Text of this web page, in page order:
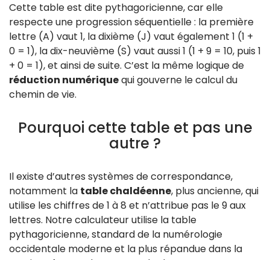
Cette table est dite pythagoricienne, car elle
respecte une progression séquentielle : la première
lettre (A) vaut 1, la dixième (J) vaut également 1 (1 +
0 = 1), la dix-neuvième (S) vaut aussi 1 (1 + 9 = 10, puis 1
+ 0 = 1), et ainsi de suite. C’est la même logique de
réduction numériquequi gouverne le calcul du
chemin de vie.
Pourquoi cette table et pas une
autre ?
Il existe d’autres systèmes de correspondance,
notamment la table chaldéenne, plus ancienne, qui
utilise les chiffres de 1 à 8 et n’attribue pas le 9 aux
lettres. Notre calculateur utilise la table
pythagoricienne, standard de la numérologie
occidentale moderne et la plus répandue dans la